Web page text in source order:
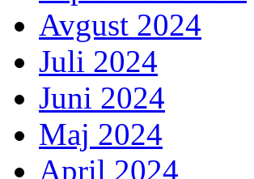
Avgust 2024
Juli 2024
Juni 2024
Maj 2024
April 2024